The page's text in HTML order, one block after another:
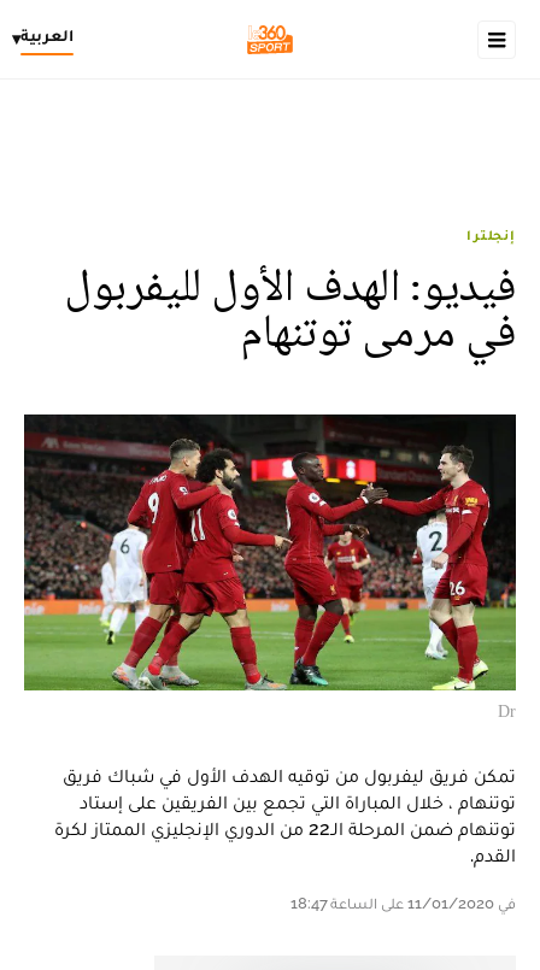
العربية▾
إنجلترا
فيديو: الهدف الأول لليفربول
في مرمى توتنهام
Dr
تمكن فريق ليفربول من توقيه الهدف الأول في شباك فريق
توتنهام ، خلال المباراة التي تجمع بين الفريقين على إستاد
توتنهام ضمن المرحلة الـ22 من الدوري الإنجليزي الممتاز لكرة
القدم.
في 11/01/2020 على الساعة 18:47